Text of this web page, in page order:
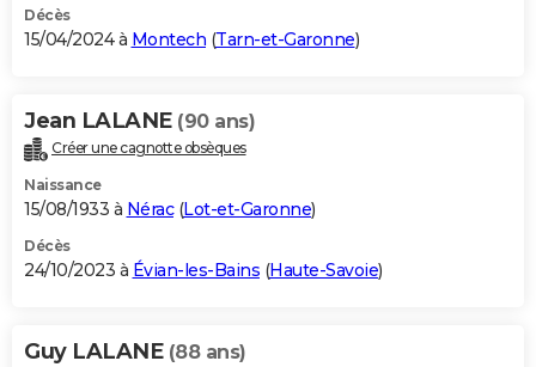
Décès
15/04/2024 à Montech (Tarn-et-Garonne)
Jean LALANE (90 ans)
Créer une cagnotte obsèques
Naissance
15/08/1933 à Nérac(Lot-et-Garonne)
Décès
24/10/2023 à Évian-les-Bains (Haute-Savoie)
Guy LALANE (88 ans)